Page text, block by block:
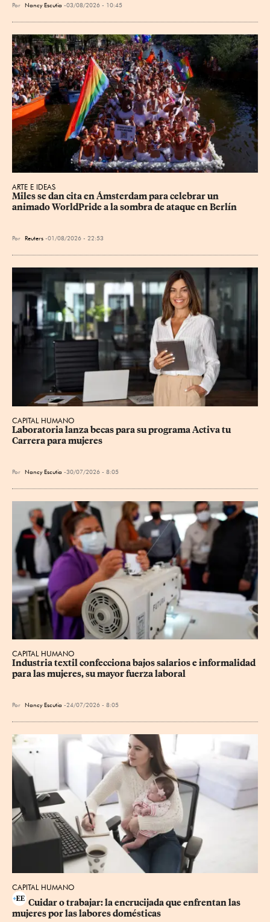
Por Nancy Escutia 03/08/2026 - 10:45
ARTE E IDEAS
Miles se dan cita en Ámsterdam para celebrar un
animado WorldPride a la sombra de ataque en Berlín
Por Reuters 01/08/2026 - 22:53
CAPITAL HUMANO
Laboratoria lanza becas para su programa Activa tu
Carrera para mujeres
Por Nancy Escutia 30/07/2026 - 8:05
CAPITAL HUMANO
Industria textil confecciona bajos salarios e informalidad
para las mujeres, su mayor fuerza laboral
Por Nancy Escutia 24/07/2026 - 8:05
CAPITAL HUMANO
Cuidar o trabajar: la encrucijada que enfrentan las
mujeres por las labores domésticas